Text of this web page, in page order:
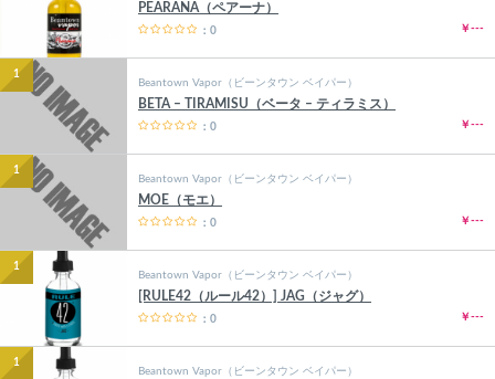
PEARANA（ペアーナ）
：0 ￥---
1
Beantown Vapor（ビーンタウン ベイパー）
BETA – TIRAMISU（ベータ – ティラミス）
：0 ￥---
1
Beantown Vapor（ビーンタウン ベイパー）
MOE（モエ）
：0 ￥---
1
Beantown Vapor（ビーンタウン ベイパー）
[RULE42（ルール42）] JAG（ジャグ）
：0 ￥---
1
Beantown Vapor（ビーンタウン ベイパー）